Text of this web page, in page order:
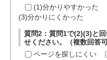
(1)分かりやすかった
(3)分かりにくかった
質問2：質問1で(2)(3)と
せください。（複数回答可
ページを探しにくい